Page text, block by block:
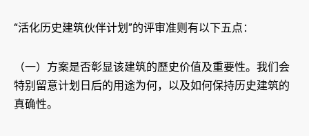
“活化历史建筑伙伴计划”的评审准则有以下五点：
（一）方案是否彰显该建筑的歷史价值及重要性。我们会
特别留意计划日后的用途为何，以及如何保持历史建筑的
真确性。